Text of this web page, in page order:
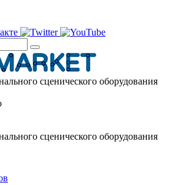
сценического оборудования
сценического оборудования